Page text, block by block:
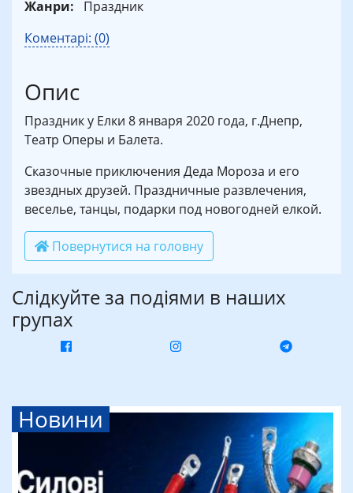
Жанри:
Праздник
Коментарі: (0)
Опис
Праздник у Елки 8 января 2020 года, г.Днепр,
Театр Оперы и Балета.
Сказочные приключения Деда Мороза и его
звездных друзей. Праздничные развлечения,
веселье, танцы, подарки под новогодней елкой.
Повернутися на головну
Слідкуйте за подіями в наших
групах
Новини